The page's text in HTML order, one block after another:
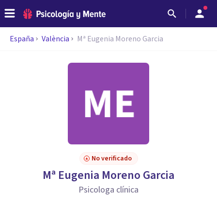
España València Mª Eugenia Moreno Garcia
No verificado
Mª Eugenia Moreno Garcia
Psicologa clínica